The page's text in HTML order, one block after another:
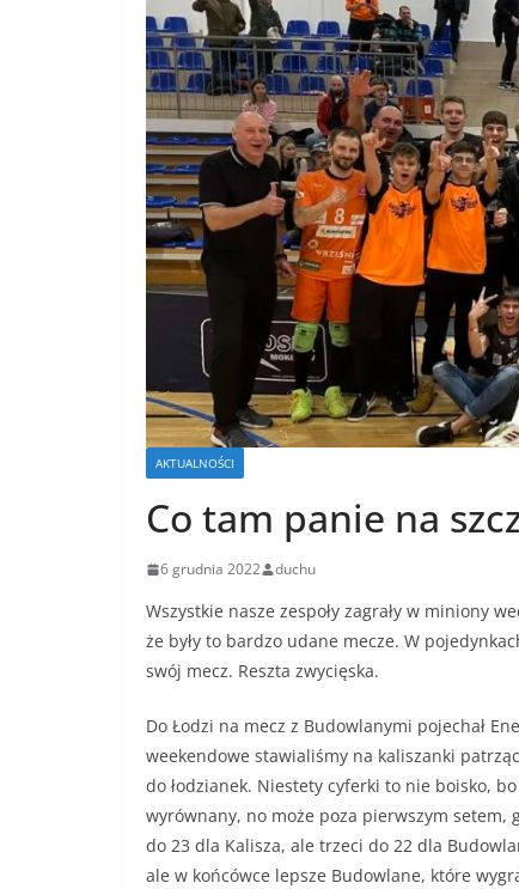
AKTUALNOŚCI
Co tam panie na
6 grudnia 2022 duchu
Wszystkie nasze zespoły zagrały w miniony
że były to bardzo udane mecze. W
swój mecz. Reszta zwycięska.
Do Łodzi na mecz z Budowlanymi pojechał
weekendowe stawialiśmy na kaliszanki
do łodzianek. Niestety cyferki to nie boisko,
wyrównany, no może poza pierwszym setem,
do 23 dla Kalisza, ale trzeci do 22 dla
ale w końcówce lepsze Budowlane, które